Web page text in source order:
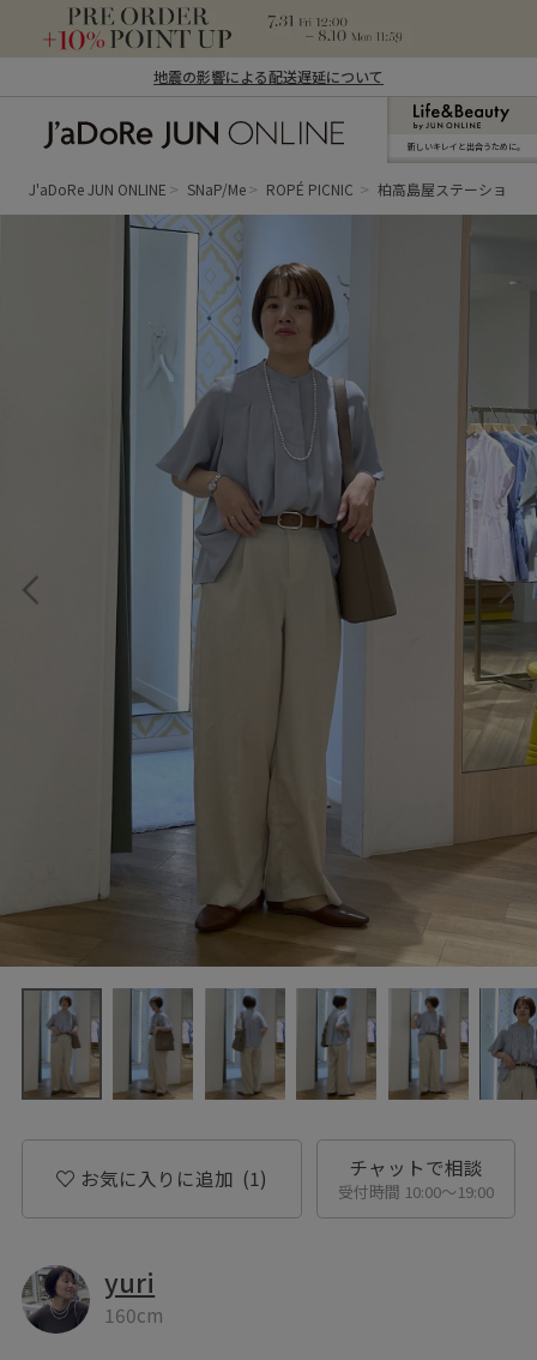
地震の影響による配送遅延について
ン オンライン）
新しいキレイと出合うために。
J'aDoRe JUN ONLINE SNaP/Me ROPÉ PICNIC 柏高島屋ステーション
お気に入りに追加 (1) チャットで相談
受付時間 10:00〜19:00
yuri
160cm